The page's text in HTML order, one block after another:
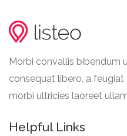
Morbi convallis bibendum
consequat libero, a
morbi ultricies laoreet
Helpful Links